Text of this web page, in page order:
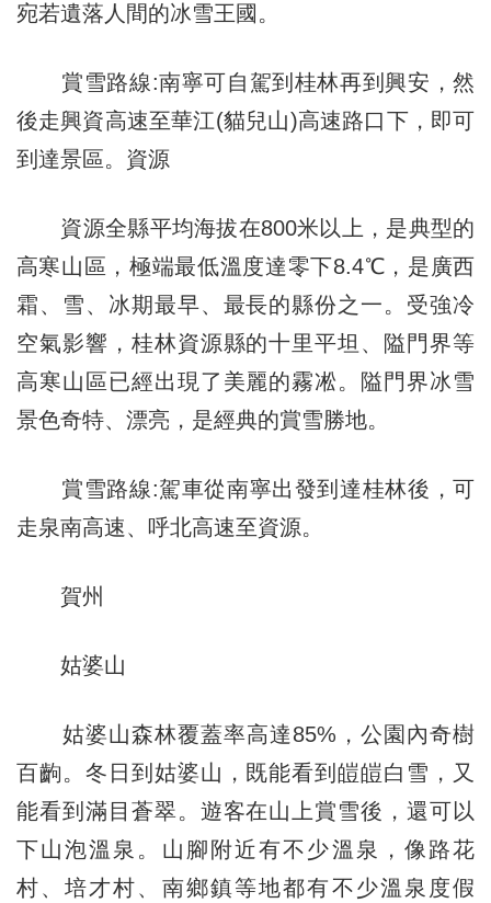
宛若遺落人間的冰雪王國。
賞雪路線:南寧可自駕到桂林再到興安，然
後走興資高速至華江(貓兒山)高速路口下，即可
到達景區。資源
資源全縣平均海拔在800米以上，是典型的
高寒山區，極端最低溫度達零下8.4℃，是廣西
霜、雪、冰期最早、最長的縣份之一。受強冷
空氣影響，桂林資源縣的十里平坦、隘門界等
高寒山區已經出現了美麗的霧凇。隘門界冰雪
景色奇特、漂亮，是經典的賞雪勝地。
賞雪路線:駕車從南寧出發到達桂林後，可
走泉南高速、呼北高速至資源。
賀州
姑婆山
姑婆山森林覆蓋率高達85%，公園內奇樹
百齣。冬日到姑婆山，既能看到皚皚白雪，又
能看到滿目蒼翠。遊客在山上賞雪後，還可以
下山泡溫泉。山腳附近有不少溫泉，像路花
村、培才村、南鄉鎮等地都有不少溫泉度假